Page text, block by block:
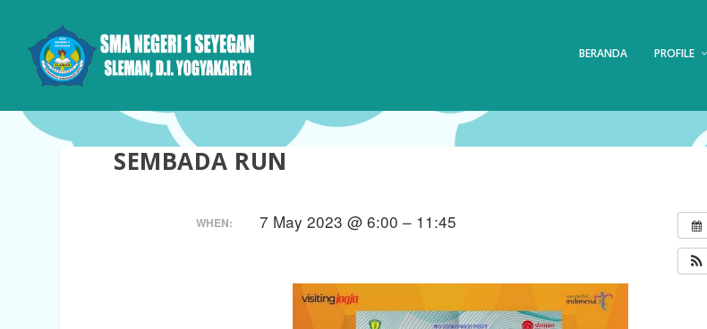
BERANDA PROFILE
SEMBADA RUN
WHEN: 7 May 2023 @ 6:00 – 11:45